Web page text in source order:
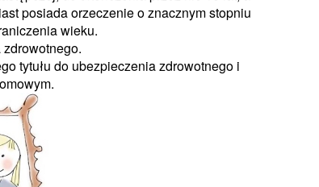
posiada orzeczenie o znacznym stopniu
wieku.
tytułu do ubezpieczenia zdrowotnego i